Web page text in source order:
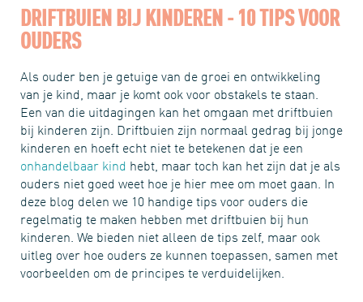
DRIFTBUIEN BIJ KINDEREN - 10 TIPS VOOR
OUDERS
Als ouder ben je getuige van de groei en ontwikkeling
van je kind, maar je komt ook voor obstakels te staan.
Een van die uitdagingen kan het omgaan met driftbuien
bij kinderen zijn. Driftbuien zijn normaal gedrag bij jonge
kinderen en hoeft echt niet te betekenen dat je een
onhandelbaar kind hebt, maar toch kan het zijn dat je als
ouders niet goed weet hoe je hier mee om moet gaan. In
deze blog delen we 10 handige tips voor ouders die
regelmatig te maken hebben met driftbuien bij hun
kinderen. We bieden niet alleen de tips zelf, maar ook
uitleg over hoe ouders ze kunnen toepassen, samen met
voorbeelden om de principes te verduidelijken.